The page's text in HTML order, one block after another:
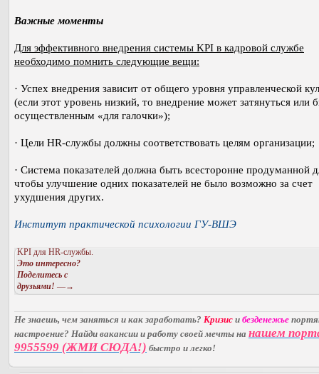
Важные моменты
Для эффективного внедрения системы KPI в кадровой службе
необходимо помнить следующие вещи:
· Успех внедрения зависит от общего уровня управленческой
(если этот уровень низкий, то внедрение может затянуться или
осуществленным «для галочки»);
· Цели HR-службы должны соответствовать целям организации;
· Система показателей должна быть всесторонне продуманной
чтобы улучшение одних показателей не было возможно за счет
ухудшения других.
Институт практической психологии ГУ-ВШЭ
KPI для HR-службы.
Это интересно?
Поделитесь с
друзьями! —→
Не знаешь, чем заняться и как заработать? Кризис и безденежье
настроение? Найди вакансии и работу своей мечты на нашем
9955599 (ЖМИ СЮДА!) быстро и легко!